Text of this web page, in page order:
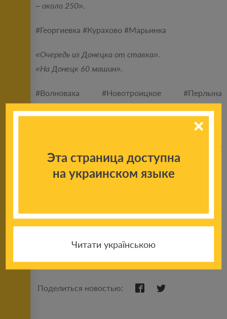
– около 250».
#Георгиевка #Курахово #Марьинка
«Очередь из Донецка от ставка».
«На Донецк 60 машин».
#Волноваха #Новотроицкое #Перлына
«Открыли в 7.00. В 6.00 подъехали к нулевому,
только проехали его. Сзади уже кошмар сколько
машин».
Поделиться новостью:
Эта страница доступна
на украинском языке
Читати українською